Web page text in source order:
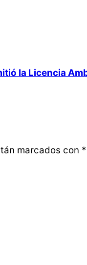
la Licencia
marcados con *